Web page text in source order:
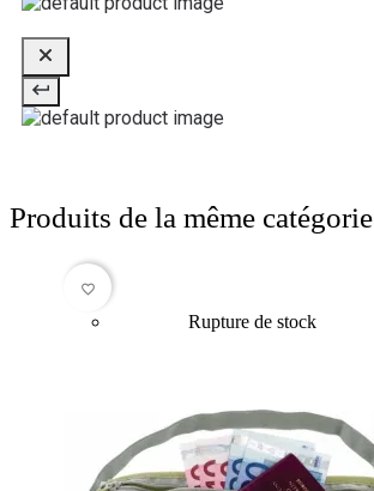
Produits de la même catégorie
favorite_border
Rupture de stock